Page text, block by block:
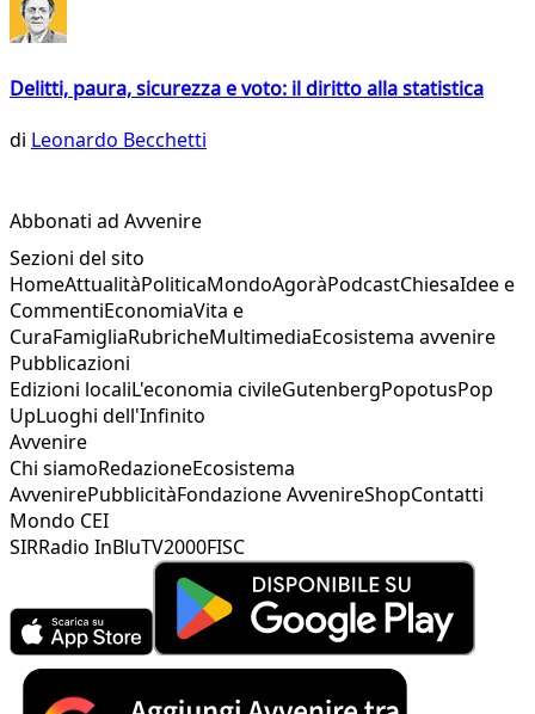
Delitti, paura, sicurezza e voto: il diritto alla statistica
di Leonardo Becchetti
Abbonati ad Avvenire
Sezioni del sito
HomeAttualitàPoliticaMondoAgoràPodcastChiesaIdee e
CommentiEconomiaVita e
CuraFamigliaRubricheMultimediaEcosistema avvenire
Pubblicazioni
Edizioni localiL'economia civileGutenbergPopotusPop
UpLuoghi dell'Infinito
Avvenire
Chi siamoRedazioneEcosistema
AvvenirePubblicitàFondazione AvvenireShopContatti
Mondo CEI
SIRRadio InBluTV2000FISC